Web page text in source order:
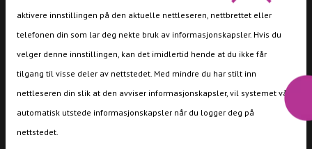
aktivere innstillingen på den aktuelle nettleseren, nettbrettet eller
telefonen din som lar deg nekte bruk av informasjonskapsler. Hvis du
velger denne innstillingen, kan det imidlertid hende at du ikke får
tilgang til visse deler av nettstedet. Med mindre du har stilt inn
nettleseren din slik at den avviser informasjonskapsler, vil systemet vårt
automatisk utstede informasjonskapsler når du logger deg på
nettstedet.